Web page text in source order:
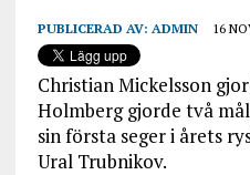
PUBLICERAD AV: ADMIN 16
Christian Mickelsson
Holmberg gjorde två
sin första seger i årets
Ural Trubnikov.